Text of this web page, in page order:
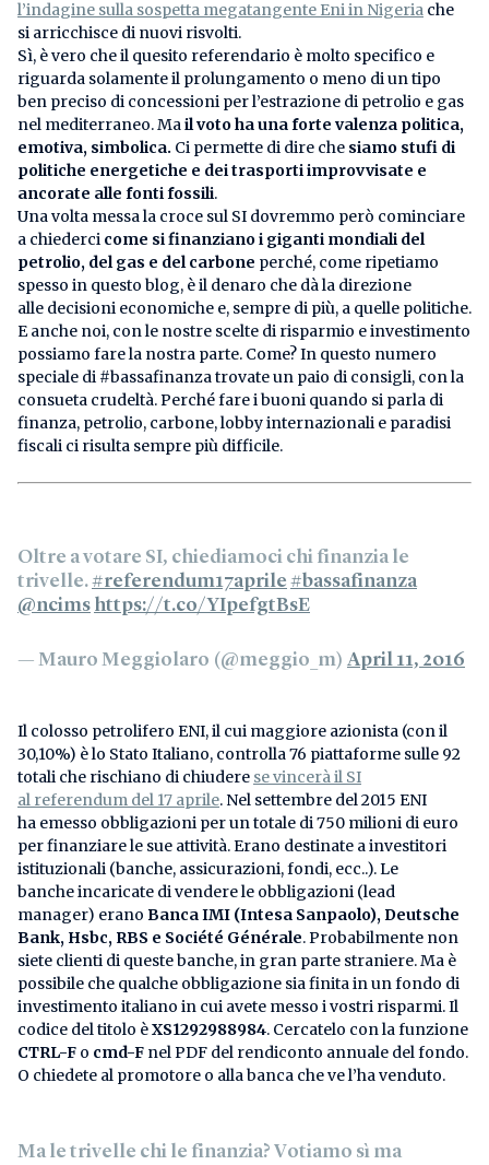
l’indagine sulla sospetta megatangente Eni in Nigeria che
si arricchisce di nuovi risvolti.
Sì, è vero che il quesito referendario è molto specifico e
riguarda solamente il prolungamento o meno di un tipo
ben preciso di concessioni per l’estrazione di petrolio e gas
nel mediterraneo. Mail voto ha una forte valenza politica,
emotiva, simbolica. Ci permette di dire che siamo stufi di
politiche energetiche e dei trasporti improvvisate e
ancorate alle fonti fossili.
Una volta messa la croce sul SI dovremmo però cominciare
a chiederci come si finanziano i giganti mondiali del
petrolio, del gas e del carbone perché, come ripetiamo
spesso in questo blog, è il denaro che dà la direzione
alle decisioni economiche e, sempre di più, a quelle politiche.
E anche noi, con le nostre scelte di risparmio e investimento
possiamo fare la nostra parte. Come? In questo numero
speciale di #bassafinanza trovate un paio di consigli, con la
consueta crudeltà. Perché fare i buoni quando si parla di
finanza, petrolio, carbone, lobby internazionali e paradisi
fiscali ci risulta sempre più difficile.
Oltre a votare SI, chiediamoci chi finanzia le
trivelle.#referendum17aprile #bassafinanza
@ncims https://t.co/YIpefgtBsE
— Mauro Meggiolaro (@meggio_m) April 11, 2016
Il colosso petrolifero ENI, il cui maggiore azionista (con il
30,10%) è lo Stato Italiano, controlla 76 piattaforme sulle 92
totali che rischiano di chiudere se vincerà il SI
al referendum del 17 aprile. Nel settembre del 2015 ENI
ha emesso obbligazioni per un totale di 750 milioni di euro
per finanziare le sue attività. Erano destinate a investitori
istituzionali (banche, assicurazioni, fondi, ecc..). Le
banche incaricate di vendere le obbligazioni (lead
manager) erano Banca IMI (Intesa Sanpaolo), Deutsche
Bank, Hsbc, RBS e Société Générale. Probabilmente non
siete clienti di queste banche, in gran parte straniere. Ma è
possibile che qualche obbligazione sia finita in un fondo di
investimento italiano in cui avete messo i vostri risparmi. Il
codice del titolo èXS1292988984. Cercatelo con la funzione
CTRL-F o cmd-F nel PDF del rendiconto annuale del fondo.
O chiedete al promotore o alla banca che ve l’ha venduto.
Ma le trivelle chi le finanzia? Votiamo sì ma